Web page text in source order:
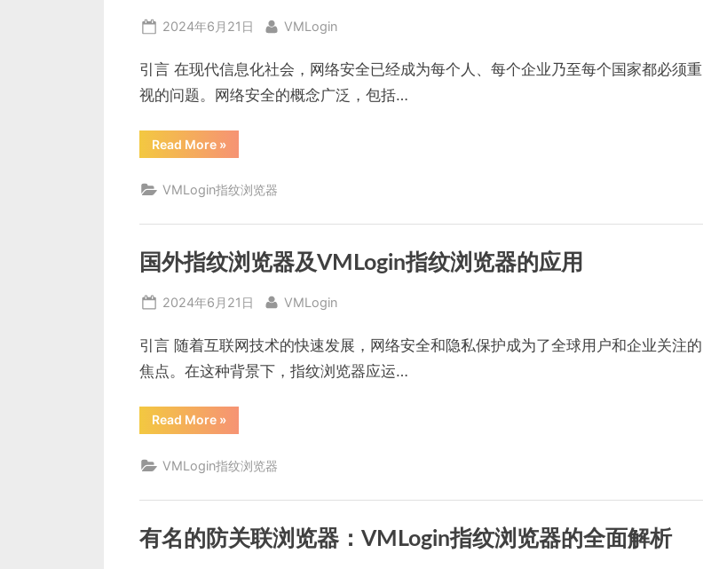
Posted
2024年6月21日 By
VMLogin
引言 在现代信息化社会，网络安全已经成为每个人、每个企业乃至每个国家都必须重
视的问题。网络安全的概念广泛，包括…
Read More“网
络
全
指
»
VMLogin指纹浏览器
国外指纹浏览器及VMLogin指纹浏览器的应用
Posted
2024年6月21日 By
VMLogin
引言 随着互联网技术的快速发展，网络安全和隐私保护成为了全球用户和企业关注的
焦点。在这种背景下，指纹浏览器应运…
Read More“国
外
浏
及
指
纹
»
VMLogin指纹浏览器
有名的防关联浏览器：VMLogin指纹浏览器的全面解析